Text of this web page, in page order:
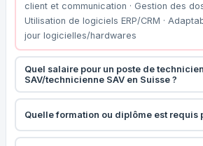
client et communication · Gestion des
Utilisation de logiciels ERP/CRM ·
jour logicielles/hardwares
Quel salaire pour un poste de technicien
SAV/technicienne SAV en Suisse ?
Quelle formation ou diplôme est requis